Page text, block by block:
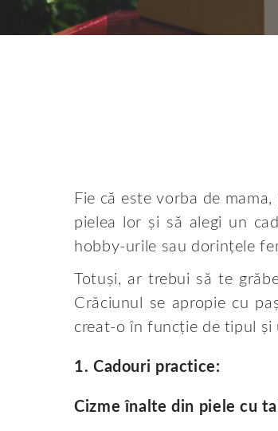
Fie că este vorba de
pielea lor și să alegi un
hobby-urile sau dorințele
Totuși, ar trebui să te
Crăciunul se apropie cu
creat-o în funcție de tipul și
1. Cadouri practice:
Cizme înalte din piele cu